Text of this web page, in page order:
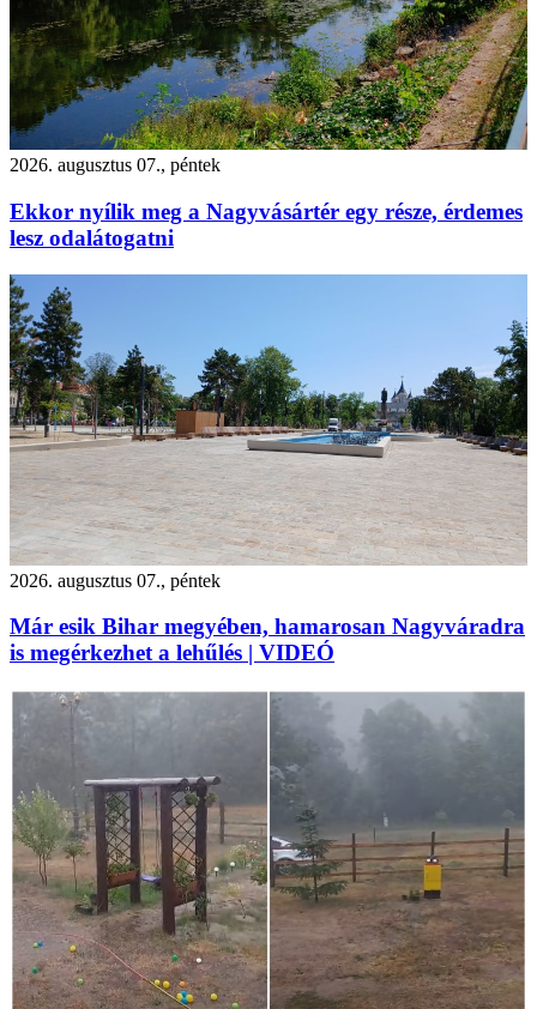
2026. augusztus 07., péntek
Ekkor nyílik meg a Nagyvásártér egy része, érdemes
lesz odalátogatni
2026. augusztus 07., péntek
Már esik Bihar megyében, hamarosan Nagyváradra
is megérkezhet a lehűlés | VIDEÓ